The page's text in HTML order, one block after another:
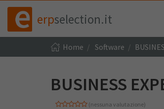
erpselection.it
Home Software
BUSINESS
(nessuna valutazione)